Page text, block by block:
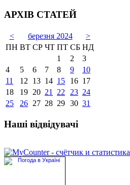
АРХІВ СТАТЕЙ
< березня 2024
>
ПН ВТ СР ЧТ ПТ СБ НД
1
2
3
4
5 6 7 8 9
10
11
12 13 14 15 16 17
18
19 20 21 22 23 24
25
26 27 28 29 30 31
Наші відвідувачі